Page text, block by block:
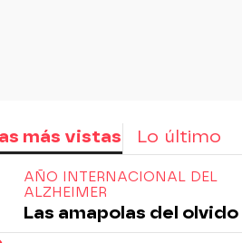
más vistas Lo último
AÑO INTERNACIONAL DEL
ALZHEIMER
Las amapolas del olvido